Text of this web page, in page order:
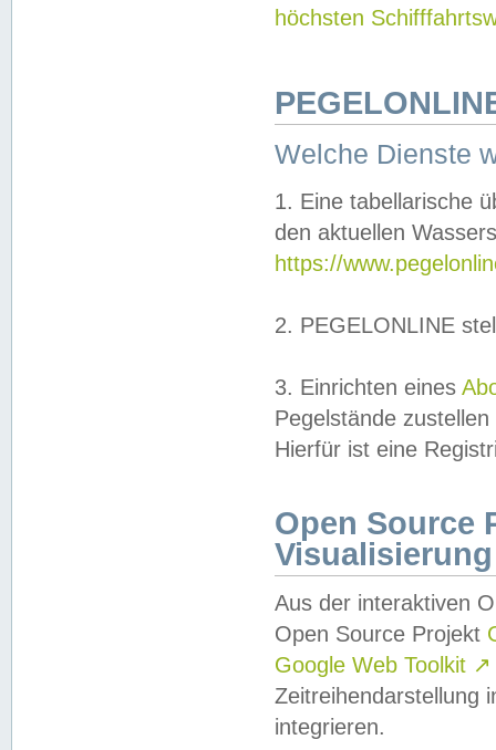
höchsten
Welche Dienste
1. Eine tabellarische
den aktuellen
https://
2. PEGELONLINE
3. Einrichten eines
Pegelstände
Hierfür ist eine
Open Source
Visualisierung
Aus der interaktiven
Open Source Projekt
Google Web Toolkit ↗
Zeitreihendarstellung
integrieren.